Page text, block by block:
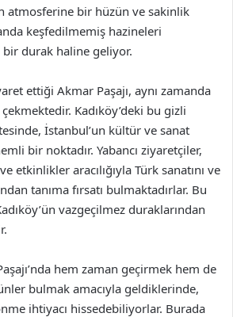
atmosferine bir hüzün ve sakinlik
keşfedilmemiş hazineleri
durak haline geliyor.
ettiği Akmar Paşajı, aynı zamanda
Kadıköy’deki bu gizli
İstanbul’un kültür ve sanat
bir noktadır. Yabancı ziyaretçiler,
etkinlikler aracılığıyla Türk sanatını ve
tanıma fırsatı bulmaktadırlar. Bu
vazgeçilmez duraklarından
hem zaman geçirmek hem de
bulmak amacıyla geldiklerinde,
ihtiyacı hissedebiliyorlar. Burada